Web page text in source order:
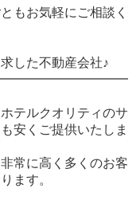
もお気軽にご相談く
した不動産会社♪
テルクオリティのサ
安くご提供いたしま
常に高く多くのお客
ます。